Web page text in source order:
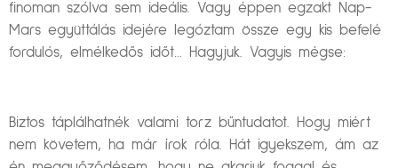
finoman szólva sem ideális. Vagy éppen egzakt Nap-
Mars együttálás idejére legóztam össze egy kis befelé
fordulós, elmélkedős időt… Hagyjuk. Vagyis mégse:
Biztos táplálhatnék valami torz bűntudatot. Hogy miért
nem követem, ha már írok róla. Hát igyekszem, ám az